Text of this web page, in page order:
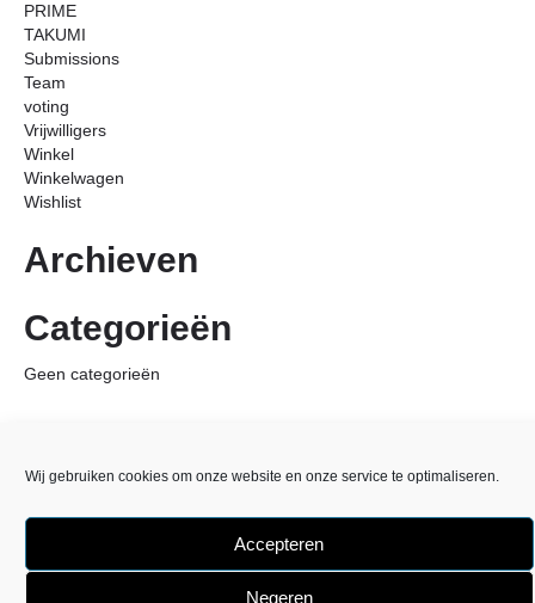
Wij gebruiken cookies om onze website en onze service te optimaliseren.
Accepteren
Negeren
PRIME
TAKUMI
Submissions
Team
voting
Vrijwilligers
Winkel
Winkelwagen
Wishlist
Archieven
Categorieën
Geen categorieën